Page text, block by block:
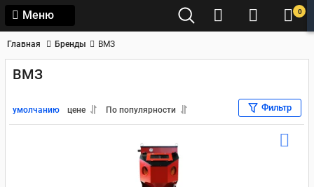
Меню 0
Главная Бренды ВМЗ
ВМЗ
умолчанию цене По популярности Фильтр